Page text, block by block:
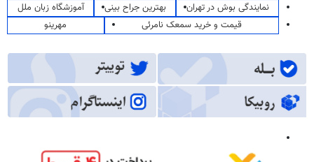
نمایندگی بوش در تهران
بهترین جراح بینی
آموزشگاه زبان ملل
قیمت و خرید سمعک نامرئی
مهرینو